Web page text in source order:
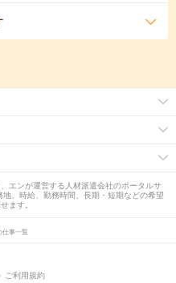
エンが運営する人材派遣会社のポータルサ
、時給、勤務時間、長期・短期などの希望
ます。
仕事一覧
ご利用規約